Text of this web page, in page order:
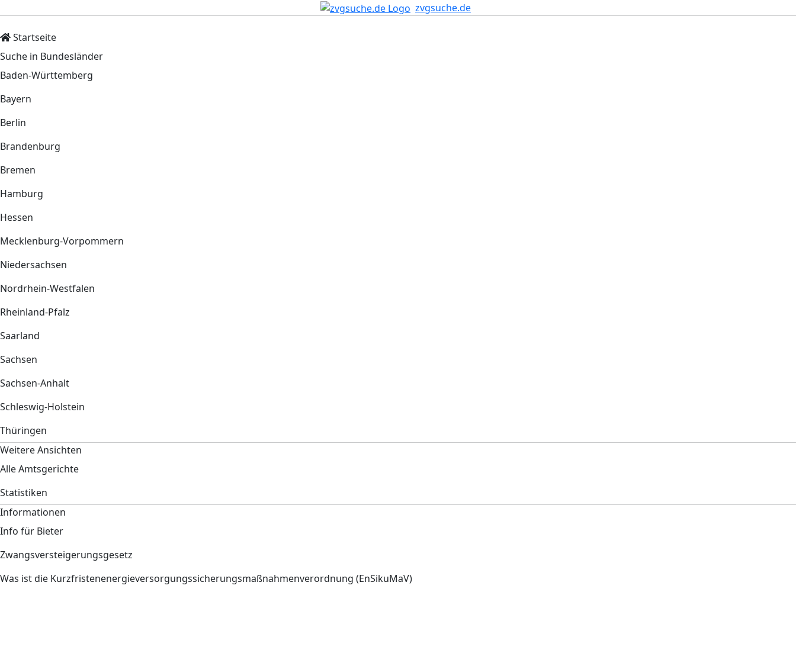
zvgsuche.de
Startseite
Suche in Bundesländer
Baden-Württemberg
Bayern
Berlin
Brandenburg
Bremen
Hamburg
Hessen
Mecklenburg-Vorpommern
Niedersachsen
Nordrhein-Westfalen
Rheinland-Pfalz
Saarland
Sachsen
Sachsen-Anhalt
Schleswig-Holstein
Thüringen
Weitere Ansichten
Alle Amtsgerichte
Statistiken
Informationen
Info für Bieter
Zwangsversteigerungsgesetz
Was ist die Kurzfristenenergieversorgungssicherungsmaßnahmenverordnung (EnSikuMaV)